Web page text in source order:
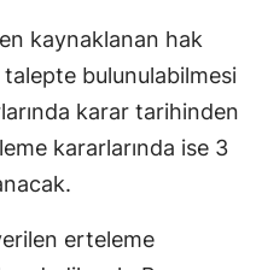
kaynaklanan hak
talepte bulunulabilmesi
karar tarihinden
kararlarında ise 3
erteleme